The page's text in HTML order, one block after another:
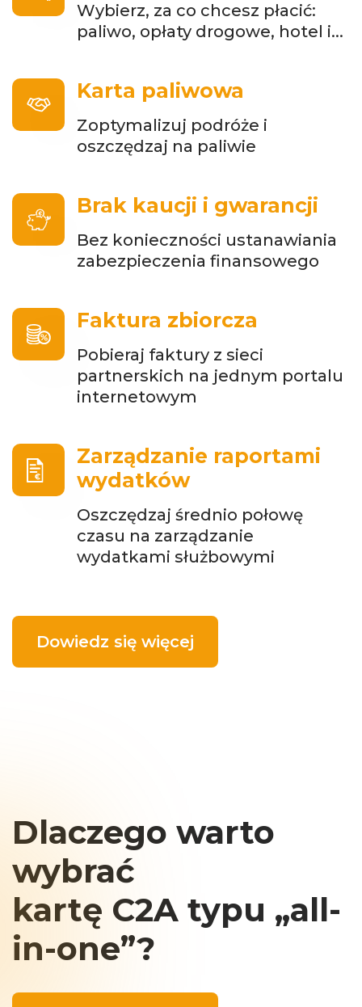
Dowiedz się więcej
Wybierz, za co chcesz płacić:
paliwo, opłaty drogowe, hotel i...
Karta paliwowa
Zoptymalizuj podróże i
oszczędzaj na paliwie
Brak kaucji i gwarancji
Bez konieczności ustanawiania
zabezpieczenia finansowego
Faktura zbiorcza
Pobieraj faktury z sieci
partnerskich na jednym portalu
internetowym
Zarządzanie raportami
wydatków
Oszczędzaj średnio połowę
czasu na zarządzanie
wydatkami służbowymi
Dlaczego warto
wybrać
kartę C2A typu „all-
in-one”?